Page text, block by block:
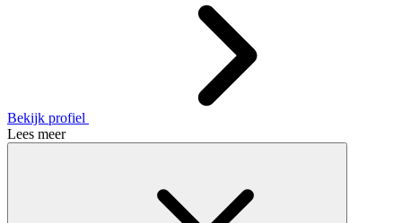
Bekijk profiel
Lees meer